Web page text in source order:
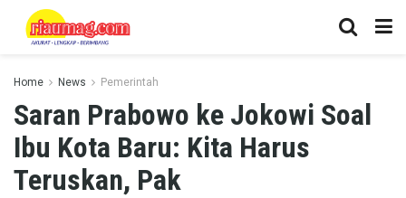
Home News Pemerintah
Saran Prabowo ke Jokowi Soal
Ibu Kota Baru: Kita Harus
Teruskan, Pak